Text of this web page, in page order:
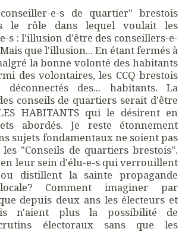
e-s de quartier" brestois
le rôle dans lequel voulait les
s : l'illusion d'être des conseillers-e-
que l'illusion... En étant fermés à
la bonne volonté des habitants
des volontaires, les CCQ brestois
des... habitants. La
conseils de quartiers serait d'être
HABITANTS qui le désirent en
abordés. Je reste étonnement
sujets fondamentaux ne soient pas
"Conseils de quartiers brestois".
en leur sein d'élu-e-s qui verrouillent
distillent la sainte propagande
Comment imaginer par
depuis deux ans les électeurs et
n'aient plus la possibilité de
électoraux sans que les